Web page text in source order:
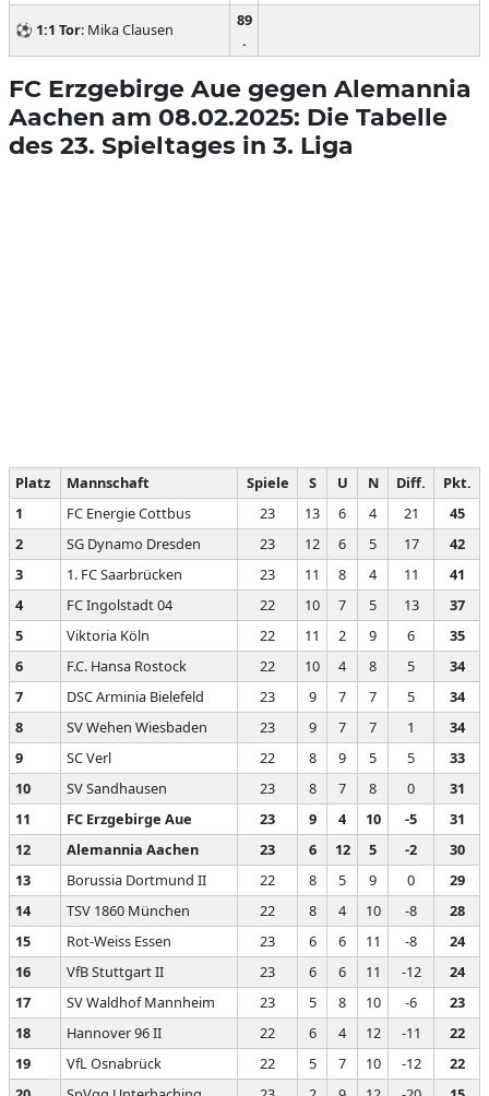
⚽ 1:1 Tor: Mika Clausen
89
.
FC Erzgebirge Aue gegen Alemannia
Aachen am 08.02.2025: Die Tabelle
des 23. Spieltages in 3. Liga
Platz Mannschaft Spiele S U N Diff.
Pkt.
1
FC Energie Cottbus 23 13 6 4 21
45
2
SG Dynamo Dresden 23 12 6 5 17
42
3
1. FC Saarbrücken 23 11 8 4 11
41
4
FC Ingolstadt 04 22 10 7 5 13
37
5
Viktoria Köln 22 11 2 9 6
35
6
F.C. Hansa Rostock 22 10 4 8 5
34
7
DSC Arminia Bielefeld 23 9 7 7 5
34
8
SV Wehen Wiesbaden 23 9 7 7 1
34
9
SC Verl 22 8 9 5 5
33
10
SV Sandhausen 23 8 7 8 0
31
11
FC Erzgebirge Aue 23 9 4 10 -5
31
12
Alemannia Aachen 23 6 12 5 -2
30
13
Borussia Dortmund II 22 8 5 9 0
29
14
TSV 1860 München 22 8 4 10 -8
28
15
Rot-Weiss Essen 23 6 6 11 -8
24
16
VfB Stuttgart II 23 6 6 11 -12
24
17
SV Waldhof Mannheim 23 5 8 10 -6
23
18
Hannover 96 II 22 6 4 12 -11
22
19
VfL Osnabrück 22 5 7 10 -12
22